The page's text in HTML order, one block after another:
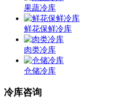
果蔬冷库
鲜花保鲜冷库
肉类冷库
仓储冷库
冷库咨询